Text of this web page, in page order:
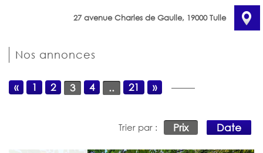
27 avenue Charles de Gaulle, 19000 Tulle
Nos annonces
« 1 2 3 4 .. 21 »
Trier par : Prix Date